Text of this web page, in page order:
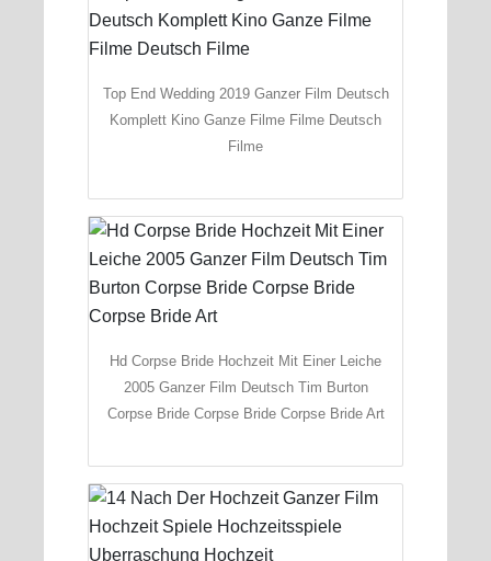
Top End Wedding 2019 Ganzer Film Deutsch
Komplett Kino Ganze Filme Filme Deutsch
Filme
Hd Corpse Bride Hochzeit Mit Einer Leiche
2005 Ganzer Film Deutsch Tim Burton
Corpse Bride Corpse Bride Corpse Bride Art